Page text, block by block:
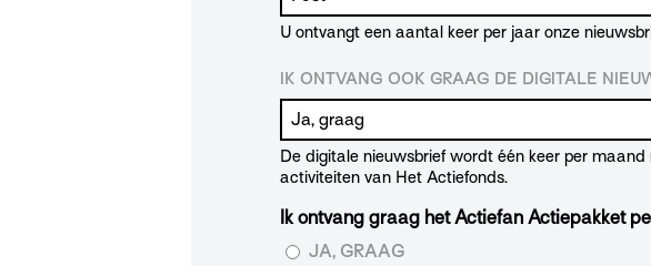
U ontvangt een aantal keer per jaar onze
IK ONTVANG OOK GRAAG DE DIGITALE
De digitale nieuwsbrief wordt één keer per
activiteiten van Het Actiefonds.
Ik ontvang graag het Actiefan Actiepakket
JA, GRAAG